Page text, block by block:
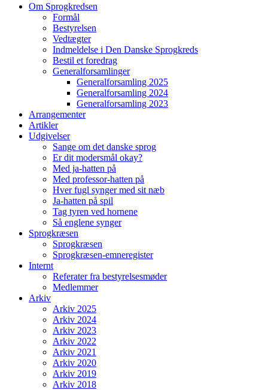
Om Sprogkredsen
Formål
Bestyrelsen
Vedtægter
Indmeldelse i Den Danske Sprogkreds
Bestil et foredrag
Generalforsamlinger
Generalforsamling 2025
Generalforsamling 2024
Generalforsamling 2023
Arrangementer
Artikler
Udgivelser
Sange om det danske sprog
Er dit modersmål okay?
Med ja-hatten på
Med professor-hatten på
Hver fugl synger med sit næb
Ja-hatten på spil
Tag tyren ved hornene
Så englene synger
Sprogkræsen
Sprogkræsen
Sprogkræsen-emneregister
Internt
Referater fra bestyrelsesmøder
Medlemmer
Arkiv
Arkiv 2025
Arkiv 2024
Arkiv 2023
Arkiv 2022
Arkiv 2021
Arkiv 2020
Arkiv 2019
Arkiv 2018